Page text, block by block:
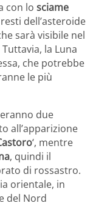
con lo sciame
dell’asteroide
sarà visibile nel
la Luna
che potrebbe
le più
due
all’apparizione
‘, mentre
, quindi il
di rossastro.
orientale, in
del Nord